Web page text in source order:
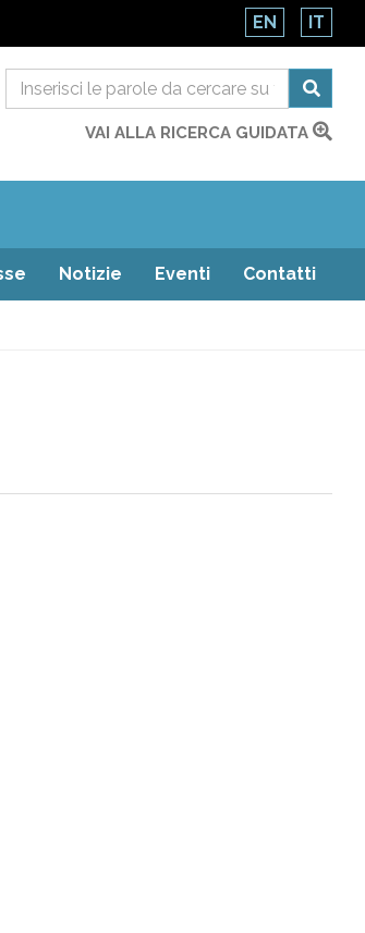
EN IT
VAI ALLA RICERCA GUIDATA
Notizie Eventi Contatti